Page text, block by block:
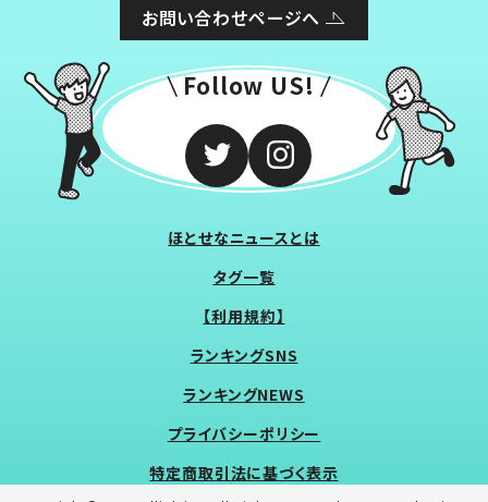
お問い合わせページへ
Follow US!
ほとせなニュースとは
タグ一覧
【利用規約】
ランキングSNS
ランキングNEWS
プライバシーポリシー
特定商取引法に基づく表示